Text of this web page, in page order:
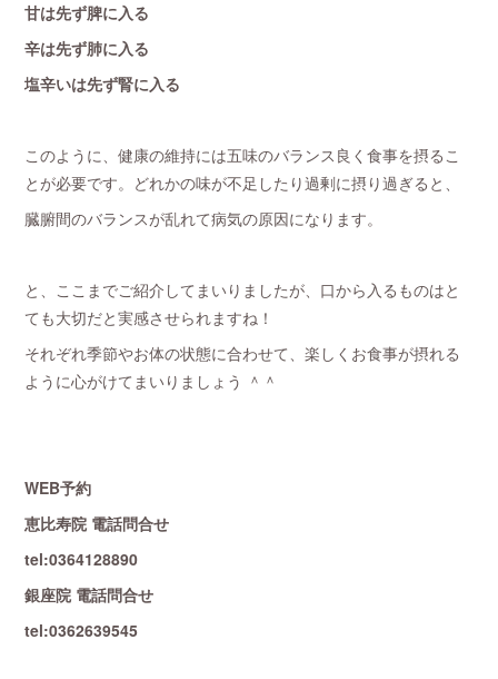
甘は先ず脾に入る
辛は先ず肺に入る
塩辛いは先ず腎に入る
このように、健康の維持には五味のバランス良く食事を摂るこ
とが必要です。どれかの味が不足したり過剰に摂り過ぎると、
臓腑間のバランスが乱れて病気の原因になります。
と、ここまでご紹介してまいりましたが、口から入るものはと
ても大切だと実感させられますね！
それぞれ季節やお体の状態に合わせて、楽しくお食事が摂れる
ように心がけてまいりましょう ＾＾
WEB予約
恵比寿院 電話問合せ
tel:0364128890
銀座院 電話問合せ
tel:0362639545